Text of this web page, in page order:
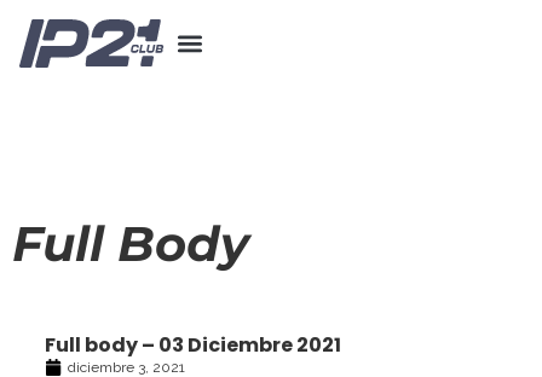
Full Body
Full body – 03 Diciembre 2021
diciembre 3, 2021